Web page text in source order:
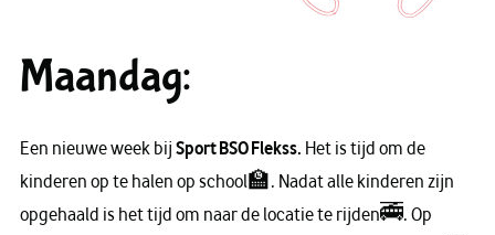
Maandag:
Een nieuwe week bijSport BSO Flekss. Het is tijd om de
kinderen op te halen op school🏫. Nadat alle kinderen zijn
opgehaald is het tijd om naar de locatie te rijden🚎. Op